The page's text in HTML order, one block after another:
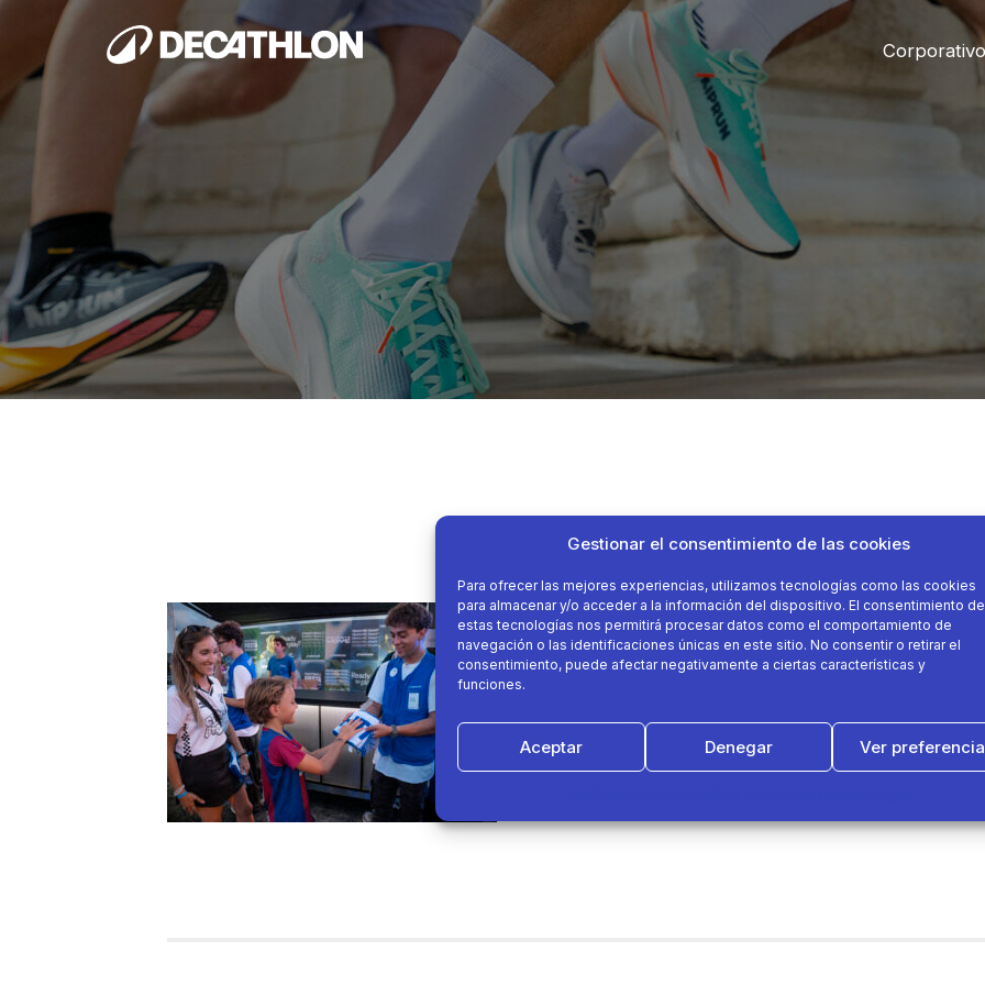
Gestionar el consentimiento de las cookies
Para ofrecer las mejores experiencias, utilizamos tecnologías como las cookies
para almacenar y/o acceder a la información del dispositivo. El consentimiento de
estas tecnologías nos permitirá procesar datos como el comportamiento de
navegación o las identificaciones únicas en este sitio. No consentir o retirar el
consentimiento, puede afectar negativamente a ciertas características y
funciones.
Aceptar Denegar Ver
Corporativo